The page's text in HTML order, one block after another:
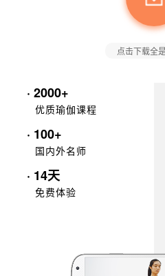
点击下载全
· 2000+
优质瑜伽课程
· 100+
国内外名师
· 14天
免费体验